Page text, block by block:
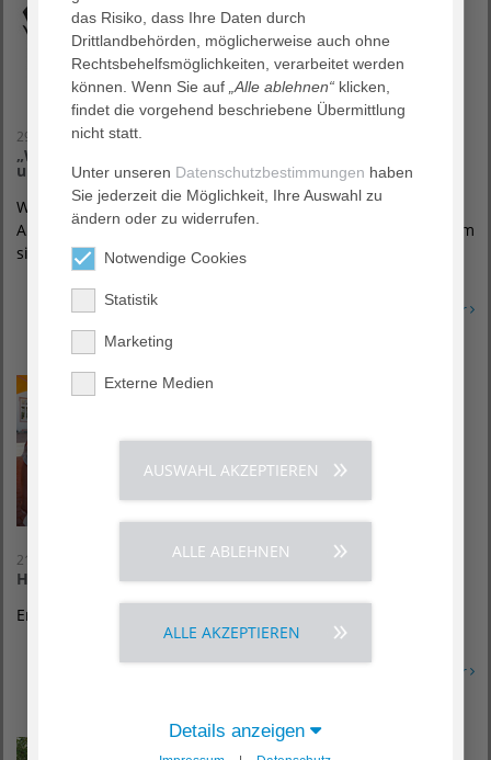
29. Juni 2022
„Wo bleibt Zeit für mich?“ – Gesprächskreis für Angehörige
und Pflegende
Welche Entlastungsangebote gibt es für pflegende
Angehörige von Demenzerkrankten? Wie gehen Betroffene am
sinnvollsten mit Demenzerkrankungen um?
Erfahren Sie mehr
21. Juni 2022
Helfende Hände im AGAPLESION SOPHIENSTIFT
Erstes Ehrenamtstreffen seit Pandemiebeginn.
Erfahren Sie mehr
das Risiko, dass Ihre Daten durch
Drittlandbehörden, möglicherweise auch ohne
Rechtsbehelfsmöglichkeiten, verarbeitet werden
können. Wenn Sie auf „Alle ablehnen“ klicken,
findet die vorgehend beschriebene Übermittlung
nicht statt.
Unter unseren Datenschutzbestimmungen haben
Sie jederzeit die Möglichkeit, Ihre Auswahl zu
ändern oder zu widerrufen.
Notwendige Cookies
Statistik
Marketing
Externe Medien
AUSWAHL AKZEPTIEREN
ALLE ABLEHNEN
ALLE AKZEPTIEREN
Details anzeigen